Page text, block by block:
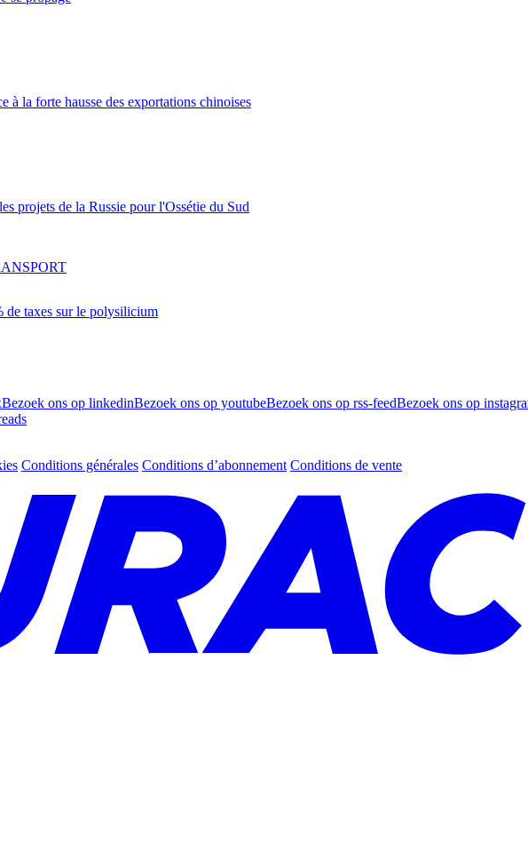
à la forte hausse des exportations chinoises
projets de la Russie pour l'Ossétie du Sud
de taxes sur le polysilicium
Bezoek ons op linkedinBezoek ons op youtubeBezoek ons op rss-feedBezoek ons op
Conditions générales Conditions d’abonnement Conditions de vente